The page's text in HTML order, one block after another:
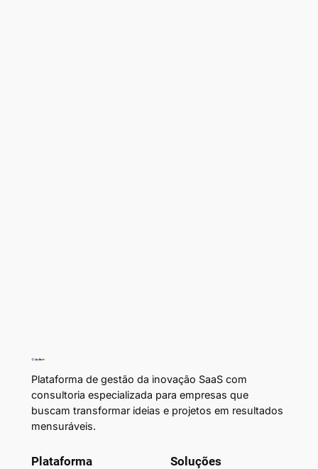
Plataforma de gestão da inovação SaaS com
consultoria especializada para empresas que
buscam transformar ideias e projetos em resultados
mensuráveis.
Plataforma Soluções